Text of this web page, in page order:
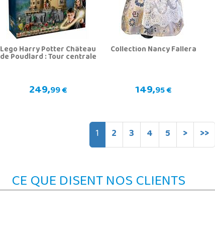
Lego Harry Potter Château
de Poudlard : Tour centrale
249,99 €
Collection Nancy Fallera
149,95 €
1 2 3 4 5 > >>
CE QUE DISENT NOS CLIENTS